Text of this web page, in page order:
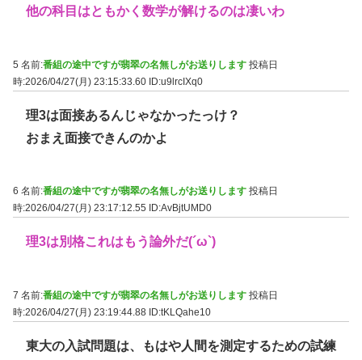
他の科目はともかく数学が解けるのは凄いわ
5 名前:番組の途中ですが翡翠の名無しがお送りします 投稿日
時:2026/04/27(月) 23:15:33.60 ID:u9lrcIXq0
理3は面接あるんじゃなかったっけ？
おまえ面接できんのかよ
6 名前:番組の途中ですが翡翠の名無しがお送りします 投稿日
時:2026/04/27(月) 23:17:12.55
ID:AvBjtUMD0
理3は別格これはもう論外だ(´ω`)
7 名前:番組の途中ですが翡翠の名無しがお送りします 投稿日
時:2026/04/27(月) 23:19:44.88 ID:tKLQahe10
東大の入試問題は、もはや人間を測定するための試練